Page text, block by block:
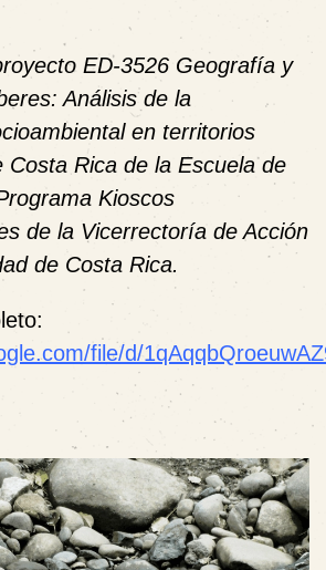
ED-3526 Geografía y
Análisis de la
en territorios
Costa Rica de la Escuela de
Kioscos
de la Vicerrectoría de Acción
de Costa Rica.
file/d/